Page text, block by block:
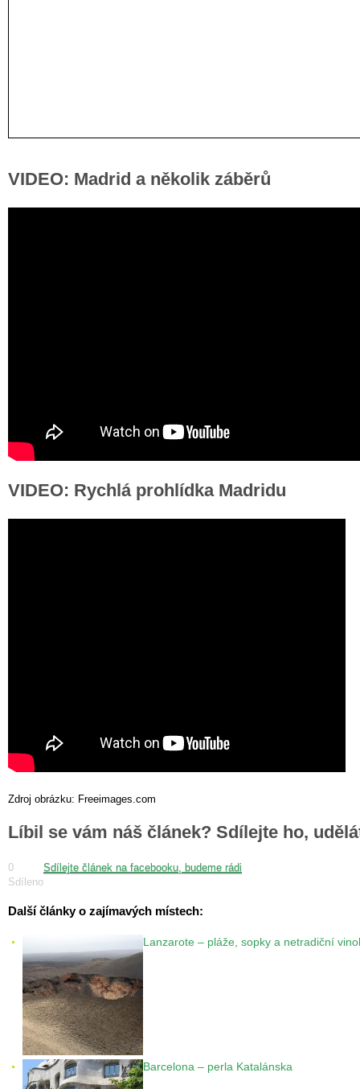
VIDEO: Madrid a několik záběrů
VIDEO: Rychlá prohlídka Madridu
Zdroj obrázku: Freeimages.com
Líbil se vám náš článek? Sdílejte ho,
0
Sdíleno
Sdílejte článek na facebooku, budeme rádi
Další články o zajímavých místech:
Lanzarote – pláže, sopky a netradiční
Barcelona – perla Katalánska